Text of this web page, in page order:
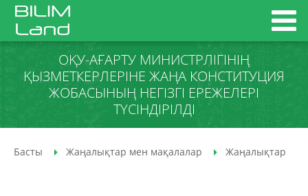
ОҚУ-АҒАРТУ МИНИСТРЛІГІНІҢ
ҚЫЗМЕТКЕРЛЕРІНЕ ЖАҢА КОНСТИТУЦИЯ
ЖОБАСЫНЫҢ НЕГІЗГІ ЕРЕЖЕЛЕРІ
ТҮСІНДІРІЛДІ
Басты Жаңалықтар мен мақалалар Жаңалықтар